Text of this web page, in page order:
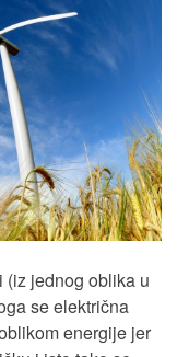
(iz jednog oblika u
se električna
energije jer